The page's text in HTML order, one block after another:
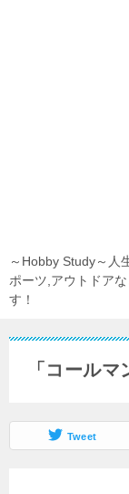
～Hobby Study～
ポーツ,アウトドア
す！
「コール
Tweet